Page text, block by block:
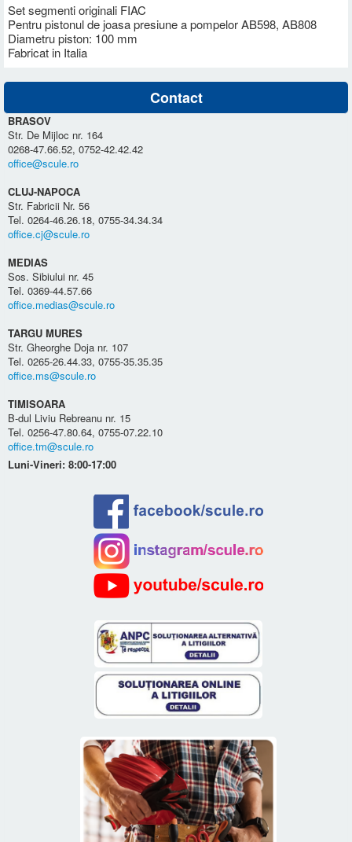
Set segmenti originali FIAC
Pentru pistonul de joasa presiune a pompelor AB598, AB808
Diametru piston: 100 mm
Fabricat in Italia
Contact
BRASOV
Str. De Mijloc nr. 164
0268-47.66.52, 0752-42.42.42
office@scule.ro
CLUJ-NAPOCA
Str. Fabricii Nr. 56
Tel. 0264-46.26.18, 0755-34.34.34
office.cj@scule.ro
MEDIAS
Sos. Sibiului nr. 45
Tel. 0369-44.57.66
office.medias@scule.ro
TARGU MURES
Str. Gheorghe Doja nr. 107
Tel. 0265-26.44.33, 0755-35.35.35
office.ms@scule.ro
TIMISOARA
B-dul Liviu Rebreanu nr. 15
Tel. 0256-47.80.64, 0755-07.22.10
office.tm@scule.ro
Luni-Vineri: 8:00-17:00